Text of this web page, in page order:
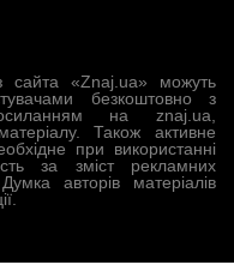
сайта «Znaj.ua» можуть
безкоштовно з
на znaj.ua,
Також активне
при використанні
за зміст рекламних
авторів матеріалів